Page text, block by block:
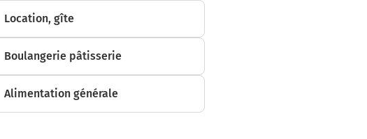
sur 2,2 kilomètres
Location, gîte
Boulangerie pâtisserie
Alimentation générale